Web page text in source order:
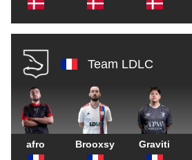
Team LDLC
afro Brooxsy Graviti